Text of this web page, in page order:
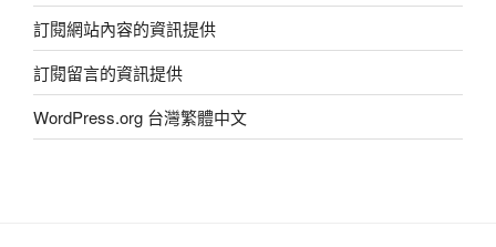
訂閱網站內容的資訊提供
訂閱留言的資訊提供
WordPress.org 台灣繁體中文